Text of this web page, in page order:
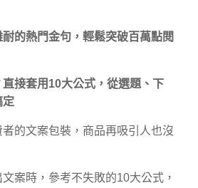
的熱門金句，輕鬆突破百萬點閱
接套用10大公式，從選題、下
定
的文案包裝，商品再吸引人也沒
案時，參考不失敗的10大公式，